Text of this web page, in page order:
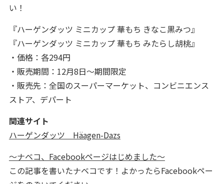
い！
『ハーゲンダッツ ミニカップ 華もち きなこ黒みつ』
『ハーゲンダッツ ミニカップ 華もち みたらし胡桃』
・価格：各294円
・販売期間：12月8日～期間限定
・販売先：全国のスーパーマーケット、コンビニエンス
ストア、デパート
関連サイト
ハーゲンダッツ Häagen-Dazs
～ナベコ、Facebookページはじめました～
この記事を書いたナベコです！よかったらFacebookペー